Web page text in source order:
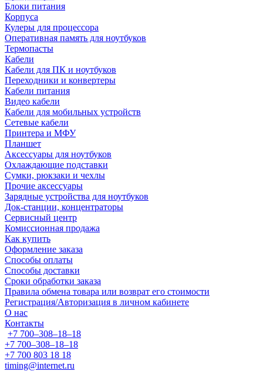
Блоки питания
Корпуса
Кулеры для процессора
Оперативная память для ноутбуков
Термопасты
Кабели
Кабели для ПК и ноутбуков
Переходники и конвертеры
Кабели питания
Видео кабели
Кабели для мобильных устройств
Сетевые кабели
Принтера и МФУ
Планшет
Аксессуары для ноутбуков
Охлаждающие подставки
Сумки, рюкзаки и чехлы
Прочие аксессуары
Зарядные устройства для ноутбуков
Док-станции, концентраторы
Сервисный центр
Комиссионная продажа
Как купить
Оформление заказа
Способы оплаты
Способы доставки
Сроки обработки заказа
Правила обмена товара или возврат его стоимости
Регистрация/Авторизация в личном кабинете
О нас
Контакты
+7 700‒308‒18‒18
+7 700‒308‒18‒18
+7 700 803 18 18
timing@internet.ru